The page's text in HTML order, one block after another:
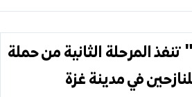
المرحلة الثانية من حملة
في مدينة غزة